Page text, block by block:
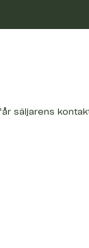
säljarens